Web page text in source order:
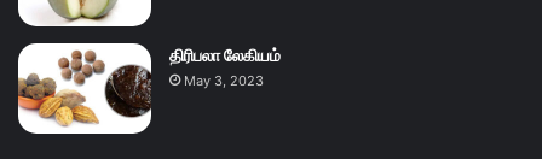
திரிபலா லேகியம்
May 3, 2023